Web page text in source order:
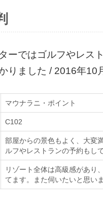
ーではゴルフやレス
りました / 2016年10
マウナラニ・ポイント
C102
部屋からの景色もよく、大変
ルフやレストランの予約もし
リゾート全体は高級感があり
てます。また伺いたいと思いま